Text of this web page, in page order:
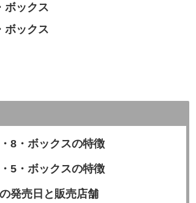
ボックス
ボックス
8・ボックスの特徴
5・ボックスの特徴
発売日と販売店舗